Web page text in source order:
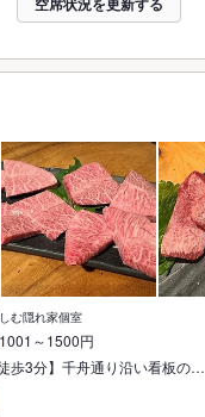
む隠れ家個室
1001～1500円
歩3分】千舟通り沿い看板の…